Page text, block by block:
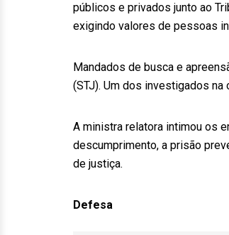
públicos e privados junto ao
exigindo valores de pessoas
Mandados de busca e
(STJ). Um dos investigados na
A ministra relatora intimou os
descumprimento, a prisão
de justiça.
Defesa